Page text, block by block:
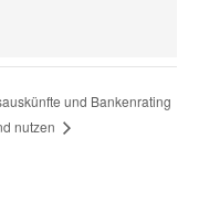
und Bankenrating
nutzen